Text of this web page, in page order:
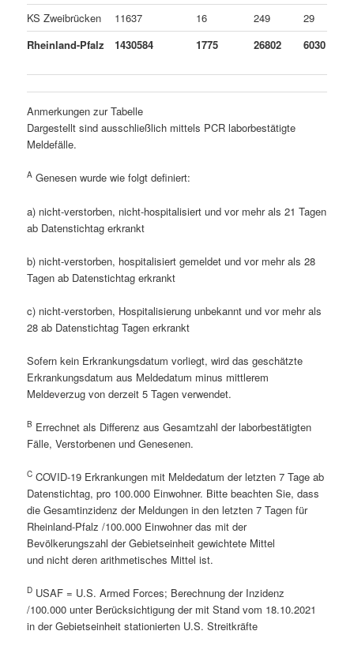
KS Zweibrücken
11637 16 249
29
Rheinland-Pfalz
1430584 1775 26802 6030
Anmerkungen zur Tabelle
Dargestellt sind ausschließlich mittels PCR laborbestätigte
Meldefälle.
A Genesen wurde wie folgt definiert:
a) nicht-verstorben, nicht-hospitalisiert und vor mehr als 21 Tagen
ab Datenstichtag erkrankt
b) nicht-verstorben, hospitalisiert gemeldet und vor mehr als 28
Tagen ab Datenstichtag erkrankt
c) nicht-verstorben, Hospitalisierung unbekannt und vor mehr als
28 ab Datenstichtag Tagen erkrankt
Sofern kein Erkrankungsdatum vorliegt, wird das geschätzte
Erkrankungsdatum aus Meldedatum minus mittlerem
Meldeverzug von derzeit 5 Tagen verwendet.
B Errechnet als Differenz aus Gesamtzahl der laborbestätigten
Fälle, Verstorbenen und Genesenen.
C COVID-19 Erkrankungen mit Meldedatum der letzten 7 Tage ab
Datenstichtag, pro 100.000 Einwohner. Bitte beachten Sie, dass
die Gesamtinzidenz der Meldungen in den letzten 7 Tagen für
Rheinland-Pfalz /100.000 Einwohner das mit der
Bevölkerungszahl der Gebietseinheit gewichtete Mittel
und nicht deren arithmetisches Mittel ist.
D USAF = U.S. Armed Forces; Berechnung der Inzidenz
/100.000 unter Berücksichtigung der mit Stand vom 18.10.2021
in der Gebietseinheit stationierten U.S. Streitkräfte